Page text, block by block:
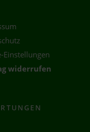
Einstellungen
widerrufen